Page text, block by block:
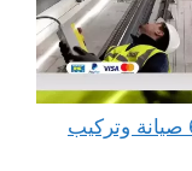
صيانة مصاعد في الكويت 65542233 صيانة وتركيب